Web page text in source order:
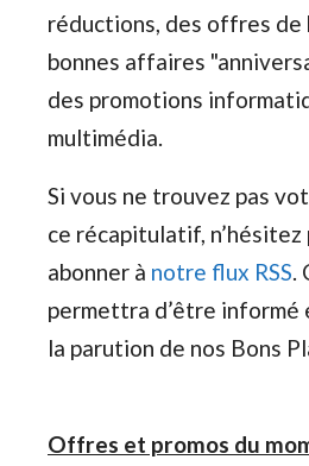
réductions, des offres de
bonnes affaires
des promotions
multimédia.
Si vous ne trouvez pas
ce récapitulatif, n’hésitez
abonner à notre flux RSS.
permettra d’être informé
la parution de nos Bons
Offres et promos du